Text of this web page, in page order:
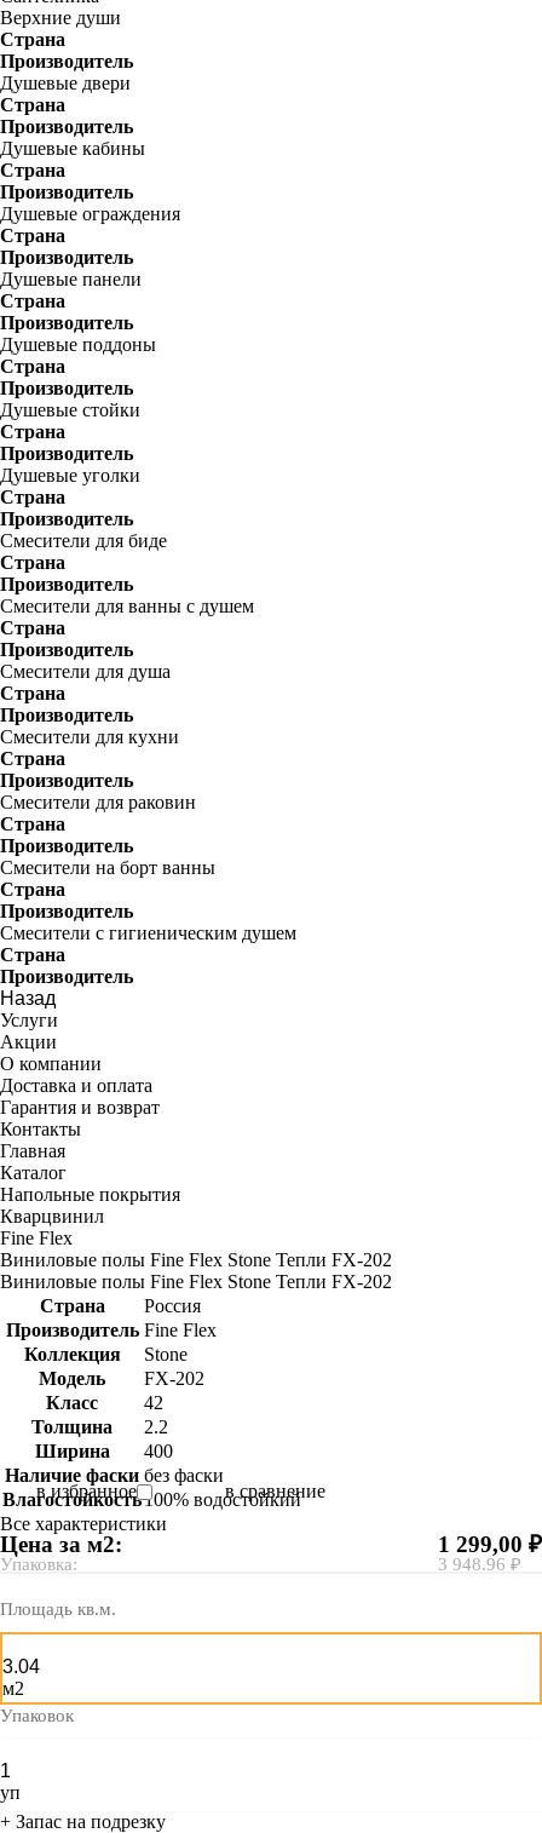
Верхние души
Страна
Производитель
Душевые двери
Страна
Производитель
Душевые кабины
Страна
Производитель
Душевые ограждения
Страна
Производитель
Душевые панели
Страна
Производитель
Душевые поддоны
Страна
Производитель
Душевые стойки
Страна
Производитель
Душевые уголки
Страна
Производитель
Смесители для биде
Страна
Производитель
Смесители для ванны с душем
Страна
Производитель
Смесители для душа
Страна
Производитель
Смесители для кухни
Страна
Производитель
Смесители для раковин
Страна
Производитель
Смесители на борт ванны
Страна
Производитель
Смесители с гигиеническим душем
Страна
Производитель
Назад
Услуги
Акции
О компании
Доставка и оплата
Гарантия и возврат
Контакты
Главная
Каталог
Напольные покрытия
Кварцвинил
Fine Flex
Виниловые полы Fine Flex Stone Тепли FX-202
Виниловые полы Fine Flex Stone Тепли FX-202
Страна
Россия
Производитель Fine Flex
Коллекция
Stone
Модель
FX-202
Класс
42
Толщина
2.2
Ширина
400
Наличие фаски без фаски
Влагостойкость100% водостойкий
Все характеристики
в избранное в сравнение
Цена за м2:
Упаковка:
1 299,00 ₽
3 948.96 ₽
Площадь кв.м.
м2
Упаковок
уп
+ Запас на подрезку